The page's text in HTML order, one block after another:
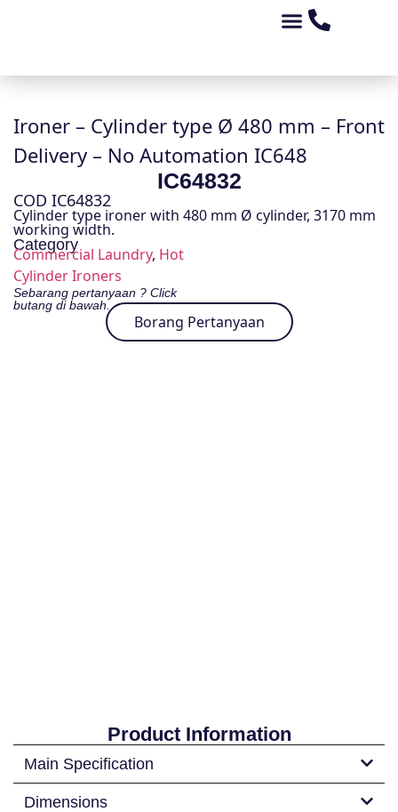
Ironer – Cylinder type Ø 480 mm – Front
Delivery – No Automation IC648
IC64832
COD IC64832
Cylinder type ironer with 480 mm Ø cylinder, 3170 mm
working width.
Category
Commercial Laundry, Hot
Cylinder Ironers
Sebarang pertanyaan ? Click
butang di bawah.
Borang Pertanyaan
Product Information
Main Specification
Dimensions